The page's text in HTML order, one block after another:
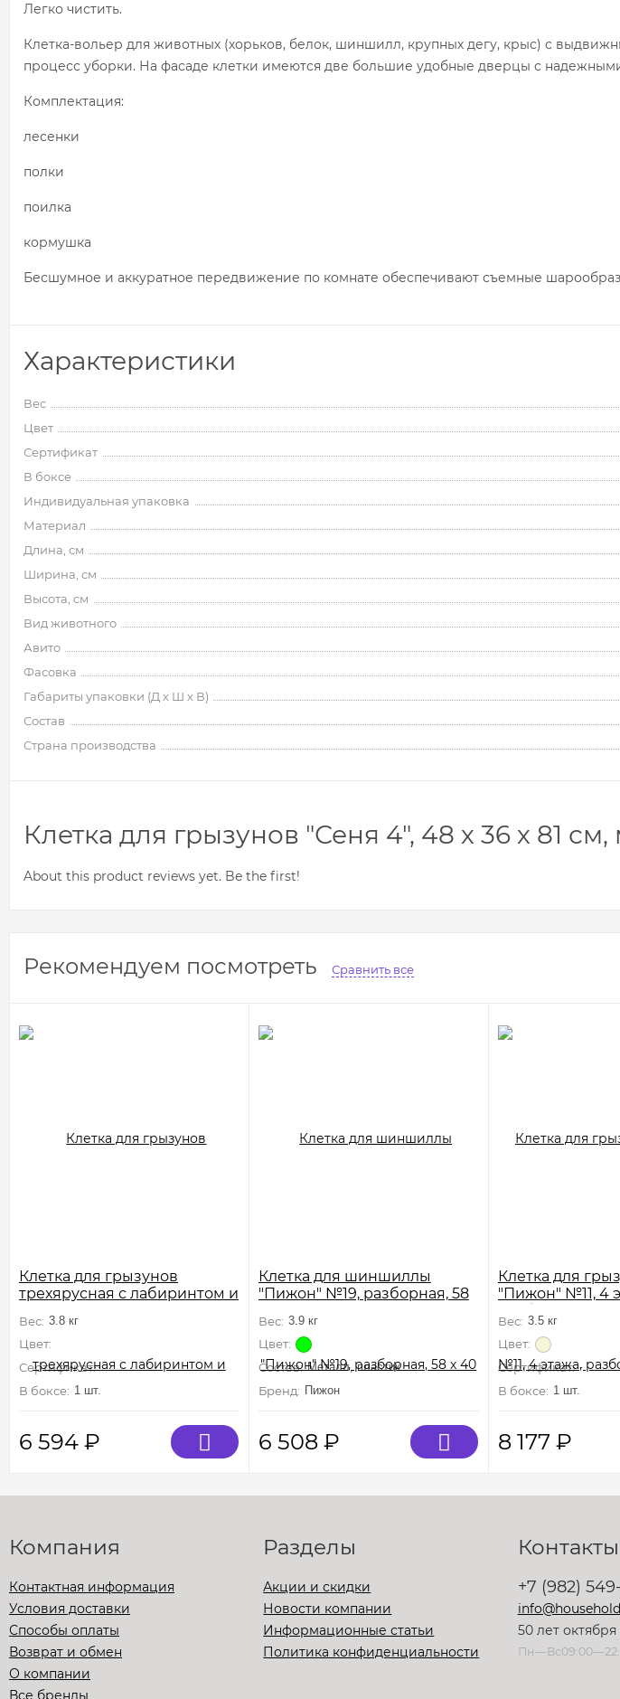
Легко чистить.
Клетка-вольер для животных (хорьков, белок, шиншилл, крупных дегу, крыс) с
процесс уборки. На фасаде клетки имеются две большие удобные дверцы с
Комплектация:
лесенки
полки
поилка
кормушка
Бесшумное и аккуратное передвижение по комнате обеспечивают съемные
Характеристики
Вес
Цвет
Сертификат
В боксе
Индивидуальная упаковка
Материал
Длина, см
Ширина, см
Высота, см
Вид животного
Авито
Фасовка
Габариты упаковки (Д х Ш х В)
Состав
Страна производства
Клетка для грызунов "Сеня 4", 48 х 36 х 81
About this product reviews yet. Be the first!
Рекомендуем посмотреть Сравнить все
Клетка для грызунов
трехярусная с лабиринтом и
микс цветов
Вес: 3.8 кг
Цвет:
Сертификат: Не подлежит сертификации
В боксе: 1 шт.
6 594 ₽
Клетка для шиншиллы
"Пижон" №19, разборная, 58
Вес: 3.9 кг
Цвет:
Состав: Металл, пластик
Бренд: Пижон
6 508 ₽
Клетка для
"Пижон" №11, 4
домика,2
Вес: 3.5 кг
Цвет:
Сертификат: Не
В боксе: 1 шт.
8 177 ₽
Компания
Контактная информация
Условия доставки
Способы оплаты
Возврат и обмен
О компании
Все бренды
Разделы
Акции и скидки
Новости компании
Информационные статьи
Политика конфиденциальности
Контакты
+7 (982)
50 лет октября